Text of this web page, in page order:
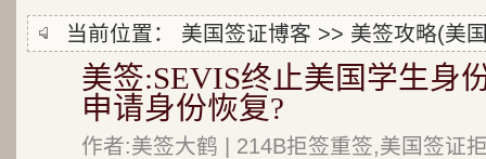
当前位置： 美国签证博客 >> 美签攻略(美
美签:SEVIS终止美国学生身
申请身份恢复?
作者:美签大鹤 | 214B拒签重签,美国签证